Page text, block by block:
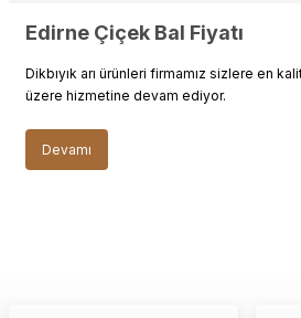
Edirne Çiçek Bal Fiyatı
Dikbıyık arı ürünleri firmamız sizlere en
üzere hizmetine devam ediyor.
Devamı